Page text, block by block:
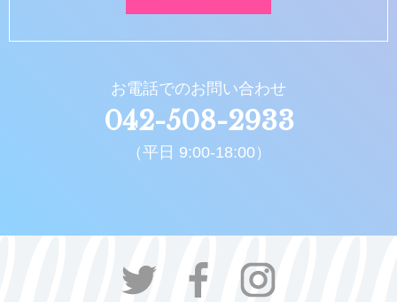
お電話でのお問い合わせ
042-508-2933
（平日 9:00-18:00）